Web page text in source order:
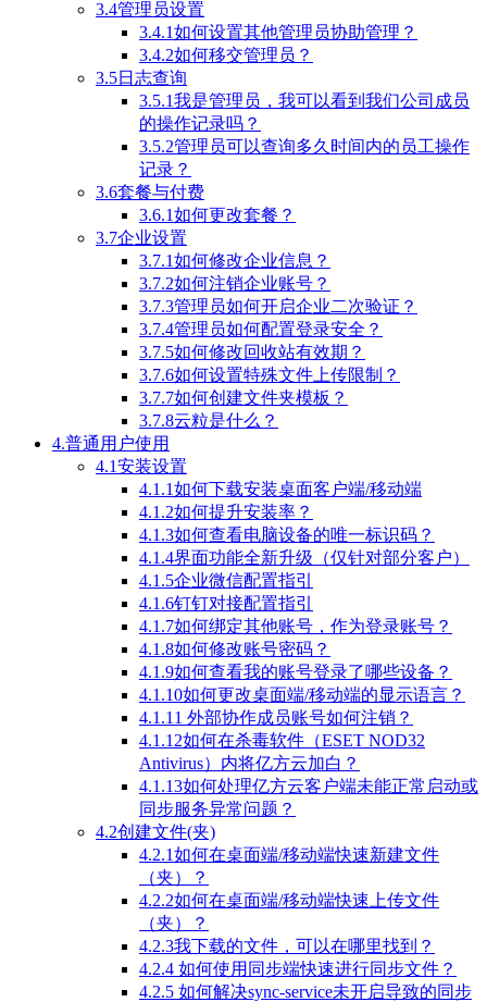
3.4管理员设置
3.4.1如何设置其他管理员协助管理？
3.4.2如何移交管理员？
3.5日志查询
3.5.1我是管理员，我可以看到我们公司成员
的操作记录吗？
3.5.2管理员可以查询多久时间内的员工操作
记录？
3.6套餐与付费
3.6.1如何更改套餐？
3.7企业设置
3.7.1如何修改企业信息？
3.7.2如何注销企业账号？
3.7.3管理员如何开启企业二次验证？
3.7.4管理员如何配置登录安全？
3.7.5如何修改回收站有效期？
3.7.6如何设置特殊文件上传限制？
3.7.7如何创建文件夹模板？
3.7.8云粒是什么？
4.普通用户使用
4.1安装设置
4.1.1如何下载安装桌面客户端/移动端
4.1.2如何提升安装率？
4.1.3如何查看电脑设备的唯一标识码？
4.1.4界面功能全新升级（仅针对部分客户）
4.1.5企业微信配置指引
4.1.6钉钉对接配置指引
4.1.7如何绑定其他账号，作为登录账号？
4.1.8如何修改账号密码？
4.1.9如何查看我的账号登录了哪些设备？
4.1.10如何更改桌面端/移动端的显示语言？
4.1.11 外部协作成员账号如何注销？
4.1.12如何在杀毒软件（ESET NOD32
Antivirus）内将亿方云加白？
4.1.13如何处理亿方云客户端未能正常启动或
同步服务异常问题？
4.2创建文件(夹)
4.2.1如何在桌面端/移动端快速新建文件
（夹）？
4.2.2如何在桌面端/移动端快速上传文件
（夹）？
4.2.3我下载的文件，可以在哪里找到？
4.2.4 如何使用同步端快速进行同步文件？
4.2.5 如何解决sync-service未开启导致的同步